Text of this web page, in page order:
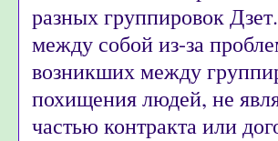
разных группировок
между собой из-за
возникших между
похищения людей, не
частью контракта или